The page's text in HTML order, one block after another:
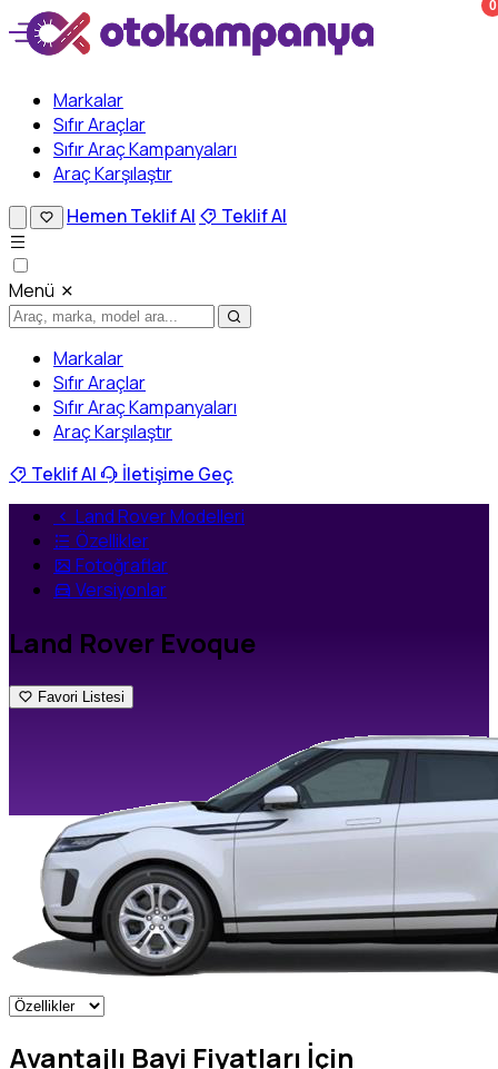
Markalar
Sıfır Araçlar
Sıfır Araç Kampanyaları
Araç Karşılaştır
0
Hemen Teklif Al Teklif Al
Menü
Markalar
Sıfır Araçlar
Sıfır Araç Kampanyaları
Araç Karşılaştır
Teklif Al
İletişime Geç
Land Rover Modelleri
Özellikler
Fotoğraflar
Versiyonlar
Land Rover Evoque
Favori Listesi
Avantajlı Bayi Fiyatları İçin